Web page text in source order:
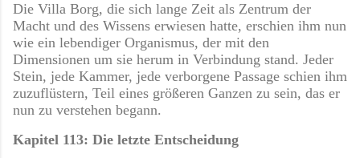
Die Villa Borg, die sich lange Zeit als Zentrum der
Macht und des Wissens erwiesen hatte, erschien ihm nun
wie ein lebendiger Organismus, der mit den
Dimensionen um sie herum in Verbindung stand. Jeder
Stein, jede Kammer, jede verborgene Passage schien ihm
zuzuflüstern, Teil eines größeren Ganzen zu sein, das er
nun zu verstehen begann.
Kapitel 113: Die letzte Entscheidung